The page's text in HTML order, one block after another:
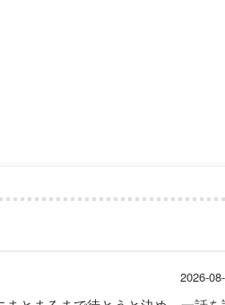
2026-